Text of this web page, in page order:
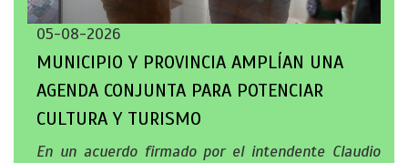
05-08-2026
MUNICIPIO Y PROVINCIA AMPLÍAN UNA
AGENDA CONJUNTA PARA POTENCIAR
CULTURA Y TURISMO
En un acuerdo firmado por el intendente Claudio